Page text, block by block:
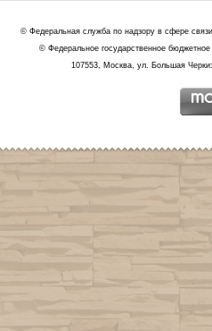
© Федеральная служба по надзору в сфере
© Федеральное государственное
107553, Москва, ул. Большая